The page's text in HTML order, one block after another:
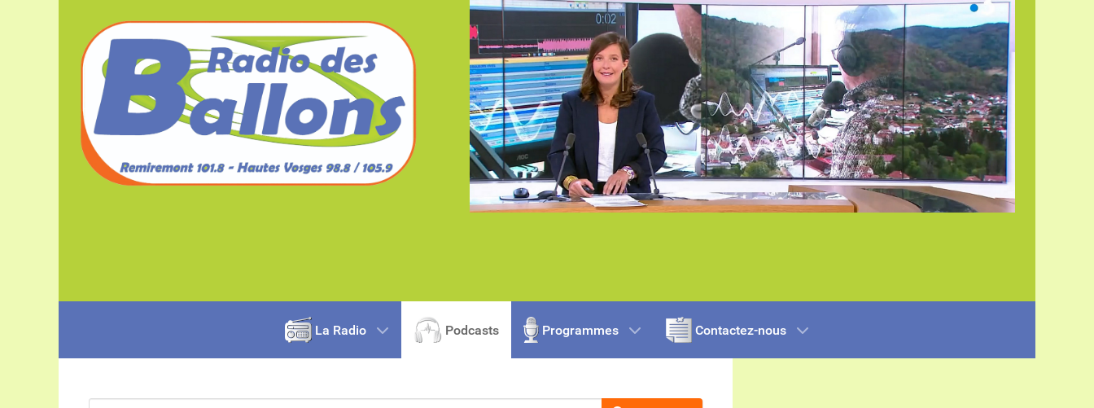
La Radio Podcasts Programmes Contactez-nous